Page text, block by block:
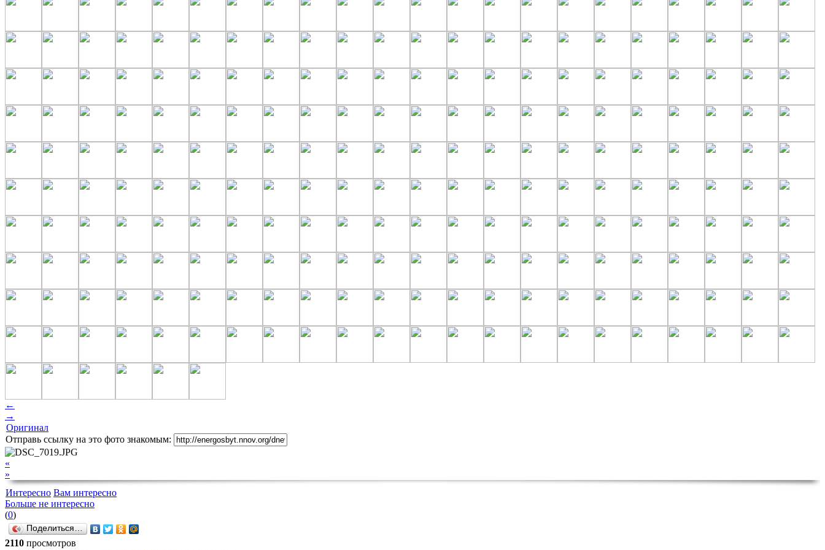
←
→
Оригинал
Отправь ссылку на это фото знакомым:
«
»
Интересно Вам интересно
Больше не интересно
(0)
Поделиться…
2110 просмотров